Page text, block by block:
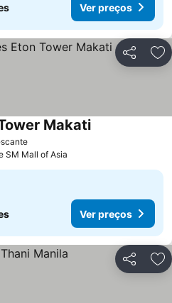
Ver preços
Partilhar
Makati
SM Mall of Asia
Ver preços
Partilhar